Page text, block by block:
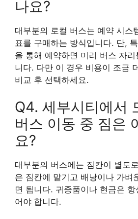
나요?
대부분의 로컬 버스는 예약 시스
표를 구매하는 방식입니다. 단,
을 통해 예약하면 미리 버스 자
니다. 다만 이 경우 비용이 조금
비교 후 선택하세요.
Q4. 세부시티에서
버스 이동 중 짐은
요?
대부분의 버스에는 짐칸이 별도
은 짐칸에 맡기고 배낭이나 가벼
면 됩니다. 귀중품이나 현금은
어야 합니다.